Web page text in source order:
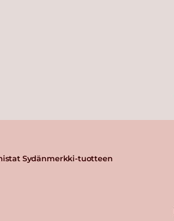
Sydänmerkki-tuotteen